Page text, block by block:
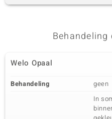
Behandeling
Welo Opaal
Behandeling geen
In